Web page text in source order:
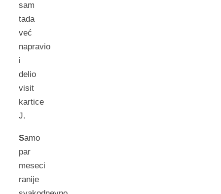
sam
tada
već
napravio
i
delio
visit
kartice
J.
Samo
par
meseci
ranije